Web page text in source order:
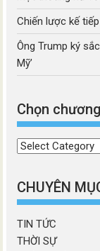
Chiến lược kế
Ông Trump ký
Mỹ’
Chọn
Chọn
mục
CHUYÊN
TIN TỨC
THỜI SỰ